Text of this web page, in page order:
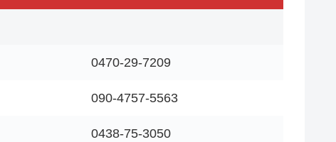
0470-29-7209
090-4757-5563
0438-75-3050